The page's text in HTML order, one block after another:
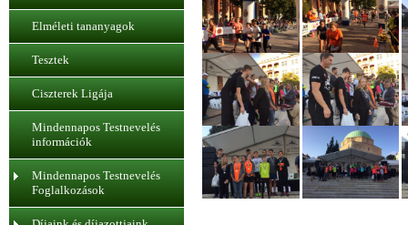
Elméleti tananyagok
Tesztek
Ciszterek Ligája
Mindennapos Testnevelés
információk
Mindennapos Testnevelés
Foglalkozások